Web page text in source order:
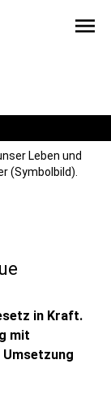
menu
Leben und
(Symbolbild).
in Kraft.
mit